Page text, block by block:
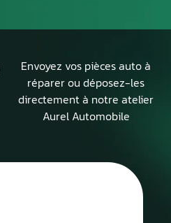
Envoyez vos pièces auto à
réparer ou déposez-les
directement à notre atelier
Aurel Automobile